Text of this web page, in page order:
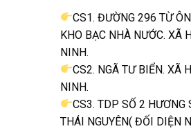
CS1. ĐƯỜNG 296 TỪ
KHO BẠC NHÀ NƯỚC. XÃ
NINH.
CS2. NGÃ TƯ BIỂN. XÃ
NINH.
CS3. TDP SỐ 2
THÁI NGUYÊN( ĐỐI DIỆN